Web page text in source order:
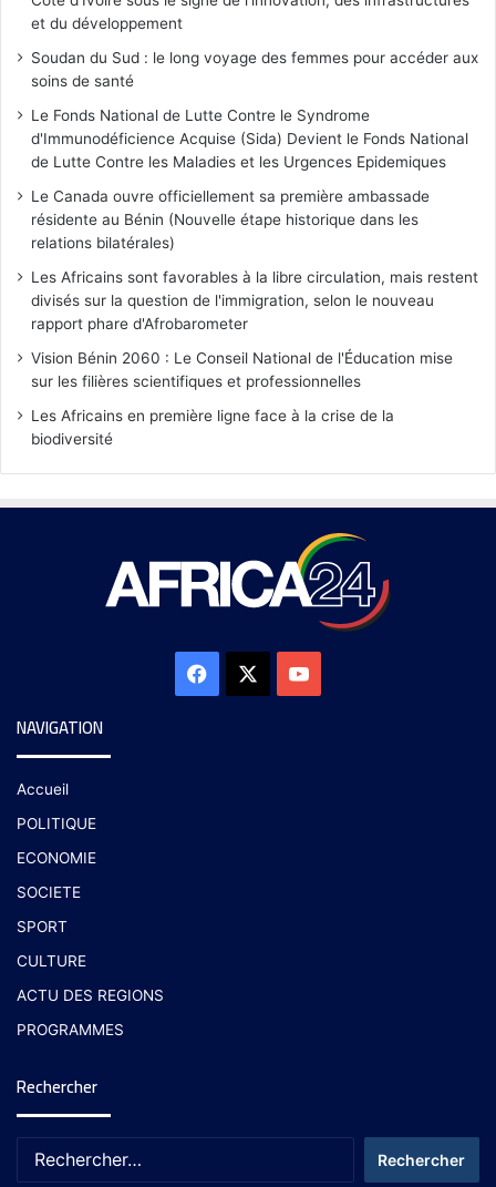
et du développement
Soudan du Sud : le long voyage des femmes pour accéder aux
soins de santé
Le Fonds National de Lutte Contre le Syndrome
d'Immunodéficience Acquise (Sida) Devient le Fonds National
de Lutte Contre les Maladies et les Urgences Epidemiques
Le Canada ouvre officiellement sa première ambassade
résidente au Bénin (Nouvelle étape historique dans les
relations bilatérales)
Les Africains sont favorables à la libre circulation, mais restent
divisés sur la question de l'immigration, selon le nouveau
rapport phare d'Afrobarometer
Vision Bénin 2060 : Le Conseil National de l'Éducation mise
sur les filières scientifiques et professionnelles
Les Africains en première ligne face à la crise de la
biodiversité
NAVIGATION
Accueil
POLITIQUE
ECONOMIE
SOCIETE
SPORT
CULTURE
ACTU DES REGIONS
PROGRAMMES
Rechercher